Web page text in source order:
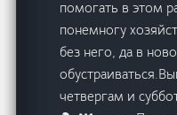
помогать в этом
понемногу
без него, да в
четвергам и